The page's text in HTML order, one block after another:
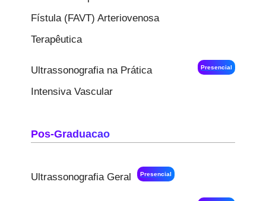
Fístula (FAVT) Arteriovenosa
Terapêutica
Ultrassonografia na Prática
Intensiva Vascular
Presencial
Pos-Graduacao
Ultrassonografia Geral Presencial